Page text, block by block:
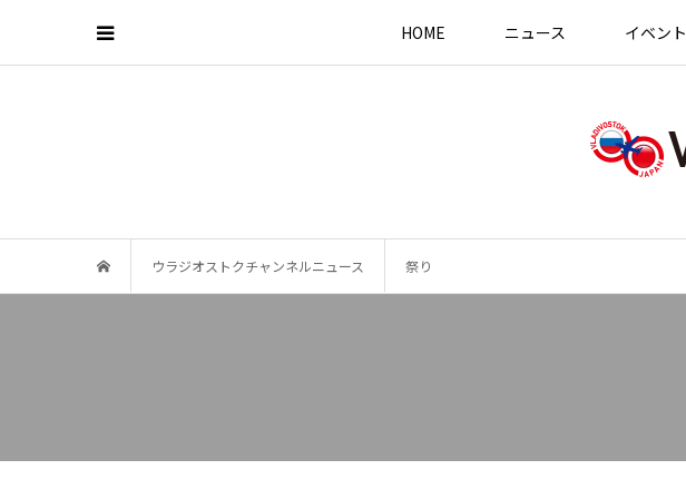
HOME ニュース イベント
ウラジオストクチャンネルニュース 祭り